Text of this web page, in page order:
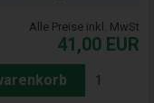
Alle Preise inkl. MwSt
41,00 EUR